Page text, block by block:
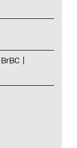
BrBC